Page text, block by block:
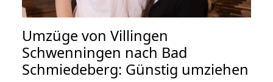
Umzüge von Villingen
Schwenningen nach Bad
Schmiedeberg: Günstig umziehen